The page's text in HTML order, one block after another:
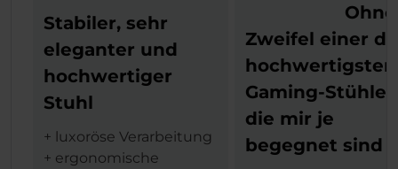
Stabiler, sehr
eleganter und
hochwertiger
Stuhl
+ luxoröse Verarbeitung
+ ergonomische
Ohne
Zweifel einer
hochwertigsten
Gaming-Stühle,
die mir je
begegnet sind